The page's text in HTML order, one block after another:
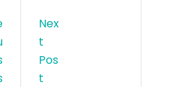
Nex
T
Pos
T